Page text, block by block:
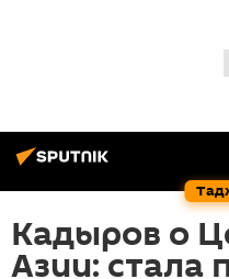
Кадыров о
Азии: стала